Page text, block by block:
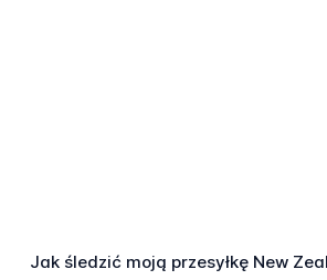
Jak śledzić moją przesyłkę New